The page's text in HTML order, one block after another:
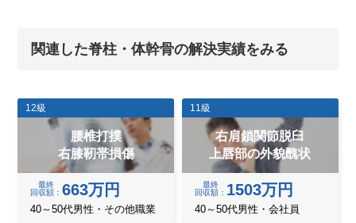
関連した脊柱・体幹骨の解決実績をみる
12級
腰椎打撲
右膝靭帯損傷
最終
回収額
663万円
40～50代男性・その他職業
11級
右肩鎖関節脱臼
上唇部の外貌醜状
最終
回収額
1503万円
40～50代男性・会社員